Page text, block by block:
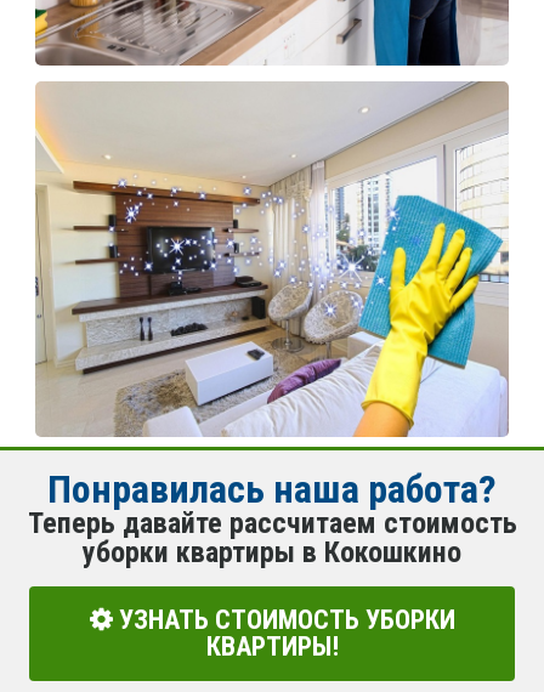
Понравилась наша работа?
Теперь давайте рассчитаем стоимость
уборки квартиры в Кокошкино
УЗНАТЬ СТОИМОСТЬ УБОРКИ
КВАРТИРЫ!